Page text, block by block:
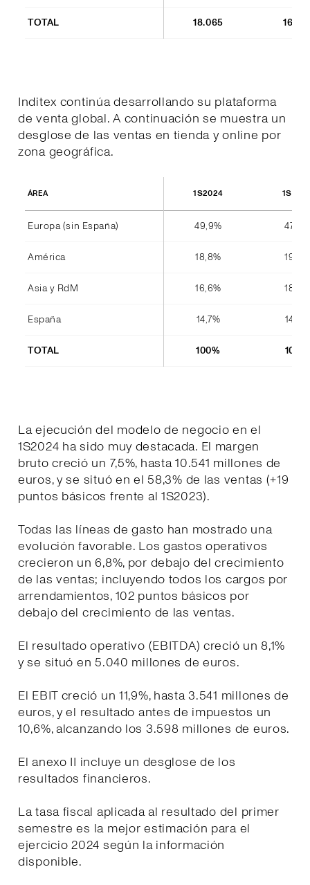
TOTAL 18.065
Inditex continúa desarrollando su plataforma
de venta global. A continuación se muestra un
desglose de las ventas en tienda y online por
zona geográfica.
ÁREA 1S2024
Europa (sin España) 49,9% 47,8%
América 18,8% 19,4%
Asia y RdM 16,6% 18,4%
España 14,7% 14,4%
TOTAL 100% 100%
La ejecución del modelo de negocio en el
1S2024 ha sido muy destacada. El margen
bruto creció un 7,5%, hasta 10.541 millones de
euros, y se situó en el 58,3% de las ventas (+19
puntos básicos frente al 1S2023).
Todas las líneas de gasto han mostrado una
evolución favorable. Los gastos operativos
crecieron un 6,8%, por debajo del crecimiento
de las ventas; incluyendo todos los cargos por
arrendamientos, 102 puntos básicos por
debajo del crecimiento de las ventas.
El resultado operativo (EBITDA) creció un 8,1%
y se situó en 5.040 millones de euros.
El EBIT creció un 11,9%, hasta 3.541 millones de
euros, y el resultado antes de impuestos un
10,6%, alcanzando los 3.598 millones de euros.
El anexo II incluye un desglose de los
resultados financieros.
La tasa fiscal aplicada al resultado del primer
semestre es la mejor estimación para el
ejercicio 2024 según la información
disponible.